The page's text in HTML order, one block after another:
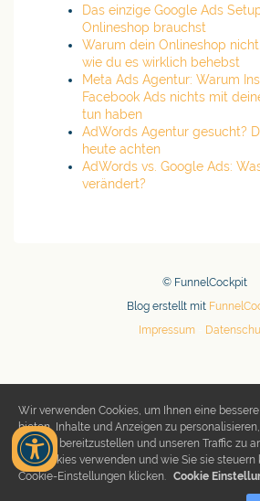
Das einzige Google Ads
Onlineshop brauchst
Warum dein Onlineshop
wie du es wirklich behebst
Meta Ads Agentur: Warum
Facebook Ads nichts mit
tun haben
AdWords Agentur gesucht?
heute achten
AdWords vs. Google Ads:
verändert?
© FunnelCockpit
Blog erstellt mit
Impressum
Wir verwenden Cookies, um Ihnen eine
bieten, Inhalte und Anzeigen zu
Medien bereitzustellen und unseren Traffic zu
wir Cookies verwenden und wie Sie sie steuern
Cookie-Einstellungen klicken. Cookie